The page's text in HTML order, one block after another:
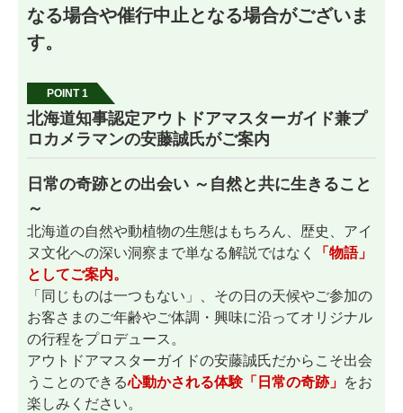
なる場合や催行中止となる場合がございま
す。
POINT 1
北海道知事認定アウトドアマスターガイド兼プ
ロカメラマンの安藤誠氏がご案内
日常の奇跡との出会い ～自然と共に生きること
～
北海道の自然や動植物の生態はもちろん、歴史、アイ
ヌ文化への深い洞察まで単なる解説ではなく
「物語」
としてご案内。
「同じものは一つもない」、その日の天候やご参加の
お客さまのご年齢やご体調・興味に沿ってオリジナル
の行程をプロデュース。
アウトドアマスターガイドの安藤誠氏だからこそ出会
うことのできる心動かされる体験「日常の奇跡」 をお
楽しみください。